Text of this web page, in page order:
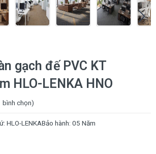
gạch đế PVC KT
HLO-LENKA HNO
bình chọn)
HLO-LENKABảo hành: 05 Năm